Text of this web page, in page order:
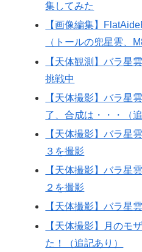
集してみた
【画像編集】
（トールの兜星雲、
【天体観測】バラ星
挑戦中
【天体撮影】バラ星
了、合成は・・・（追
【天体撮影】バラ星
３を撮影
【天体撮影】バラ星
２を撮影
【天体撮影】バラ星
【天体撮影】月のモ
た！（追記あり）